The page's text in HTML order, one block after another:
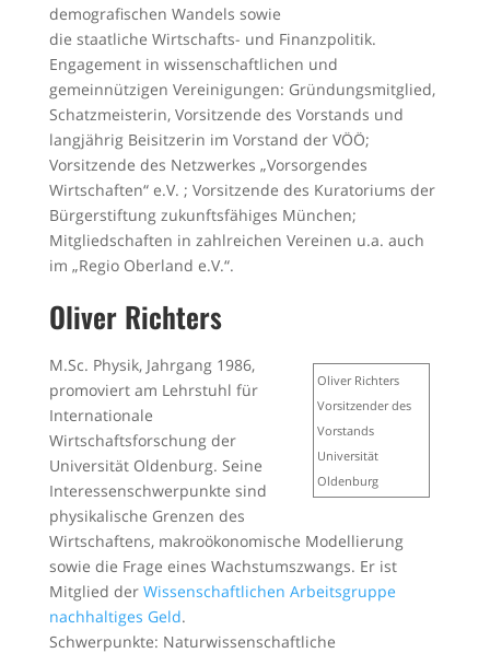
demografischen Wandels sowie
die staatliche Wirtschafts- und Finanzpolitik.
Engagement in wissenschaftlichen und
gemeinnützigen Vereinigungen: Gründungsmitglied,
Schatzmeisterin, Vorsitzende des Vorstands und
langjährig Beisitzerin im Vorstand der VÖÖ;
Vorsitzende des Netzwerkes „Vorsorgendes
Wirtschaften“ e.V. ; Vorsitzende des Kuratoriums der
Bürgerstiftung zukunftsfähiges München;
Mitgliedschaften in zahlreichen Vereinen u.a. auch
im „Regio Oberland e.V.“.
Oliver Richters
Oliver Richters
Vorsitzender des
Vorstands
Universität
Oldenburg
M.Sc. Physik, Jahrgang 1986,
promoviert am Lehrstuhl für
Internationale
Wirtschaftsforschung der
Universität Oldenburg. Seine
Interessenschwerpunkte sind
physikalische Grenzen des
Wirtschaftens, makroökonomische Modellierung
sowie die Frage eines Wachstumszwangs. Er ist
Mitglied der Wissenschaftlichen Arbeitsgruppe
nachhaltiges Geld.
Schwerpunkte: Naturwissenschaftliche